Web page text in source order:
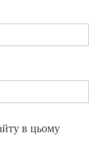
в цьому